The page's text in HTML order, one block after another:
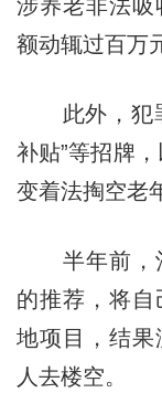
涉养老非法吸
额动辄过百万
此外，犯罪
补贴”等招牌，
变着法掏空老
半年前，沧
的推荐，将
地项目，结果
人去楼空。